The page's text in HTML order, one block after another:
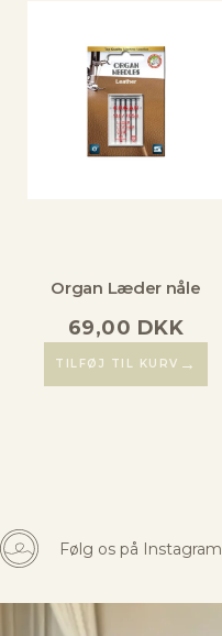
Organ Læder nåle
69,00 DKK
TILFØJ TIL KURV →
Følg os på Instagram